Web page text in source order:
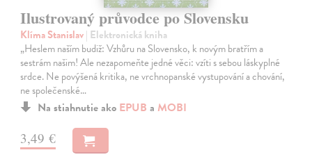
Ilustrovaný průvodce po Slovensku
Klíma Stanislav| Elektronická kniha
„Heslem naším budiž: Vzhůru na Slovensko, k novým bratřím a
sestrám našim! Ale nezapomeňte jedné věci: vzíti s sebou láskyplné
srdce. Ne povýšená kritika, ne vrchnopanské vystupování a chování,
ne společenské…
Na stiahnutie ako EPUB a MOBI
3,49 €